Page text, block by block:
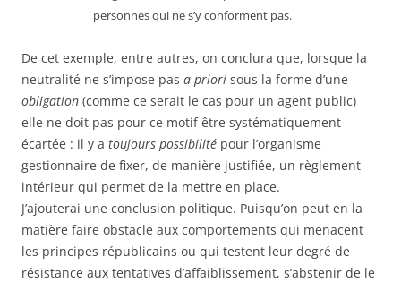
personnes qui ne s’y conforment pas.
De cet exemple, entre autres, on conclura que, lorsque la
neutralité ne s’impose pas a priori sous la forme d’une
obligation (comme ce serait le cas pour un agent public)
elle ne doit pas pour ce motif être systématiquement
écartée : il y a toujours possibilité pour l’organisme
gestionnaire de fixer, de manière justifiée, un règlement
intérieur qui permet de la mettre en place.
J’ajouterai une conclusion politique. Puisqu’on peut en la
matière faire obstacle aux comportements qui menacent
les principes républicains ou qui testent leur degré de
résistance aux tentatives d’affaiblissement, s’abstenir de le